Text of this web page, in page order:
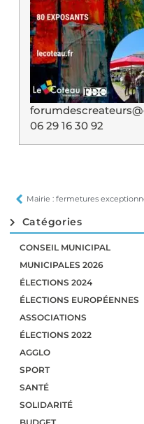
06 29 16 30 92
Mairie : fermetures
Catégories
CONSEIL MUNICIPAL
MUNICIPALES 2026
ÉLECTIONS 2024
ÉLECTIONS EUROPÉENNES
ASSOCIATIONS
ÉLECTIONS 2022
AGGLO
SPORT
SANTÉ
SOLIDARITÉ